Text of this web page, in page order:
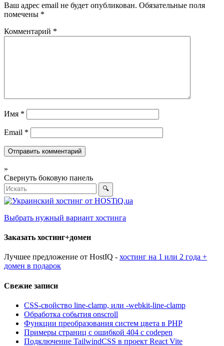
Ваш адрес email не будет опубликован. Обязательные поля
помечены *
Комментарий *
Имя *
Email *
»
Свернуть боковую панель
🔍
Выбрать нужный вариант хостинга
Заказать хостинг+домен
Лучшее предложение от HostIQ - хостинг на 1 или 2 года +
домен в подарок
Свежие записи
CSS-свойство line-clamp, или -webkit-line-clamp
Обработка события onscroll
Функции преобразования систем цвета в PHP
Примеры страниц с ошибкой 404 с codepen
Подключение TailwindCSS в проект React Vite